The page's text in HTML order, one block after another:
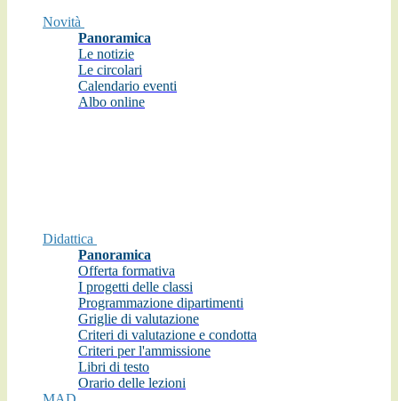
Novità
Panoramica
Le notizie
Le circolari
Calendario eventi
Albo online
Didattica
Panoramica
Offerta formativa
I progetti delle classi
Programmazione dipartimenti
Griglie di valutazione
Criteri di valutazione e condotta
Criteri per l'ammissione
Libri di testo
Orario delle lezioni